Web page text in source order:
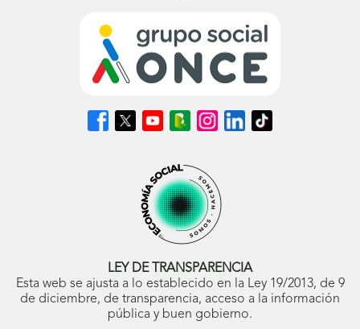
Síguenos
en
Síguenos
en
ventana
nueva)
Síguenos
en
abrirá
en
ventana
nueva)
Síguenos
en
Blog
ONCE
(se
abrirá
en
ventana
Síguenos
en
abrirá
en
ventana
nueva)
Síguenos
en
Síguenos
en
LEY DE TRANSPARENCIA
Esta web se ajusta a lo establecido en la Ley 19/2013, de 9
de diciembre, de transparencia, acceso a la información
pública y buen gobierno.